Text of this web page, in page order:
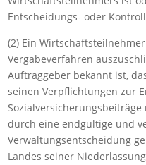
Entscheidungs- oder
(2) Ein
Vergabeverfahren
Auftraggeber bekannt ist,
seinen Verpflichtungen zur
durch eine endgültige und
Verwaltungsentscheidung
Landes seiner